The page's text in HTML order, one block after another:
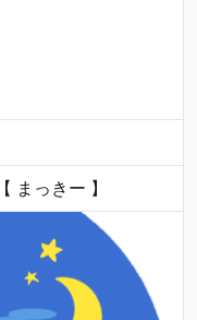
まっきー 】